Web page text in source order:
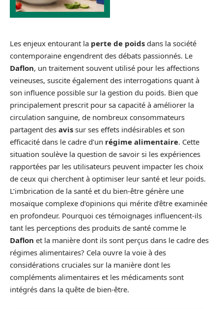
Les enjeux entourant la perte de poids dans la société
contemporaine engendrent des débats passionnés. Le
Daflon, un traitement souvent utilisé pour les affections
veineuses, suscite également des interrogations quant à
son influence possible sur la gestion du poids. Bien que
principalement prescrit pour sa capacité à améliorer la
circulation sanguine, de nombreux consommateurs
partagent des avis sur ses effets indésirables et son
efficacité dans le cadre d’un régime alimentaire. Cette
situation soulève la question de savoir si les expériences
rapportées par les utilisateurs peuvent impacter les choix
de ceux qui cherchent à optimiser leur santé et leur poids.
L’imbrication de la santé et du bien-être génère une
mosaïque complexe d’opinions qui mérite d’être examinée
en profondeur. Pourquoi ces témoignages influencent-ils
tant les perceptions des produits de santé comme le
Daflon et la manière dont ils sont perçus dans le cadre des
régimes alimentaires? Cela ouvre la voie à des
considérations cruciales sur la manière dont les
compléments alimentaires et les médicaments sont
intégrés dans la quête de bien-être.